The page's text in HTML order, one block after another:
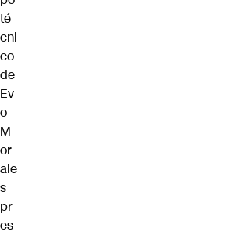
té
cni
co
de
Ev
o
M
or
ale
s
pr
es